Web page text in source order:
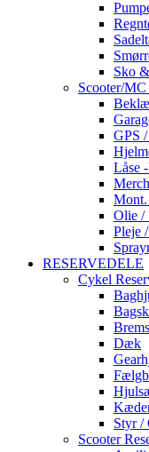
Sko
Scooter/
GPS
Låse
Mont.
Olie /
Pleje
RESERVEDELE
Cykel
Dæk
Styr /
Scooter